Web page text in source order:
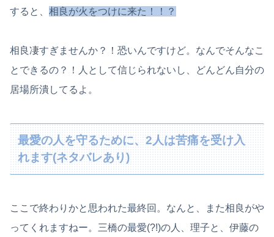
すると、 相良が火をつけに来た！！？
相良凄すぎませんか？！恐いんですけど。なんでそんなこ
とできるの？！人として信じられないし、どんどん自分の
居場所潰してるよ。
最愛の人を守るために、2人は苦痛を受け入
れます(ネタバレあり)
ここで終わりかと思われた最終回。なんと、また相良がや
ってくれますねー。三橋の最愛(?!)の人、理子と、伊藤の